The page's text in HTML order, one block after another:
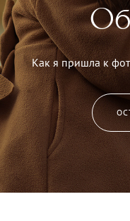
Как я пришла к